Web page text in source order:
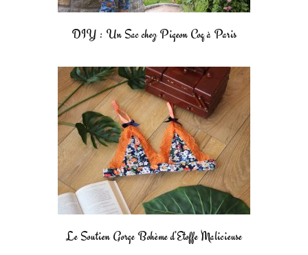
DIY : Un Sac chez Pigeon Coq à Paris
Le Soutien Gorge Bohème d’Etoffe Malicieuse